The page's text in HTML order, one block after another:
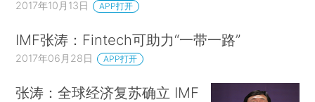
2017年10月13日 APP打开
IMF张涛：Fintech可助力“一带一路”
2017年06月28日 APP打开
张涛：全球经济复苏确立 IMF